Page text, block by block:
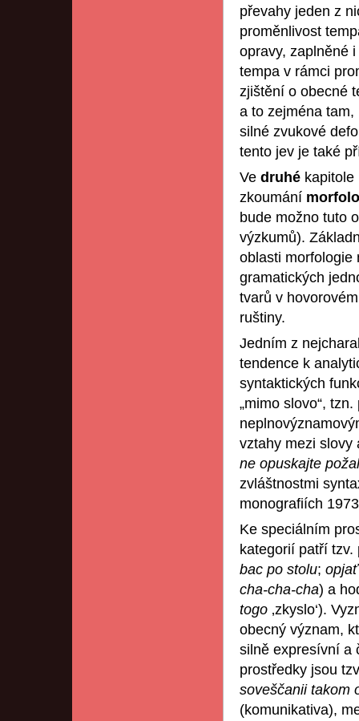
převahy jeden z
proměnlivost
opravy, zaplněné
tempa v rámci
zjištění o obecné
a to zejména
silné zvukové
tento jev je také
Ve druhé
zkoumání
bude možno tuto
výzkumů).
oblasti morfologie
gramatických
tvarů v
ruštiny.
Jedním z
tendence k
syntaktických
„mimo slovo“,
vztahy mezi slovy
ne opuskajte
zvláštnostmi
monografiích
Ke speciálním
kategorií patří
bac po stolu;
cha-cha-cha) a
togo ‚zkyslo‘).
obecný význam,
silně expresívní a
prostředky jsou
soveščanii takom
(komunikativa),